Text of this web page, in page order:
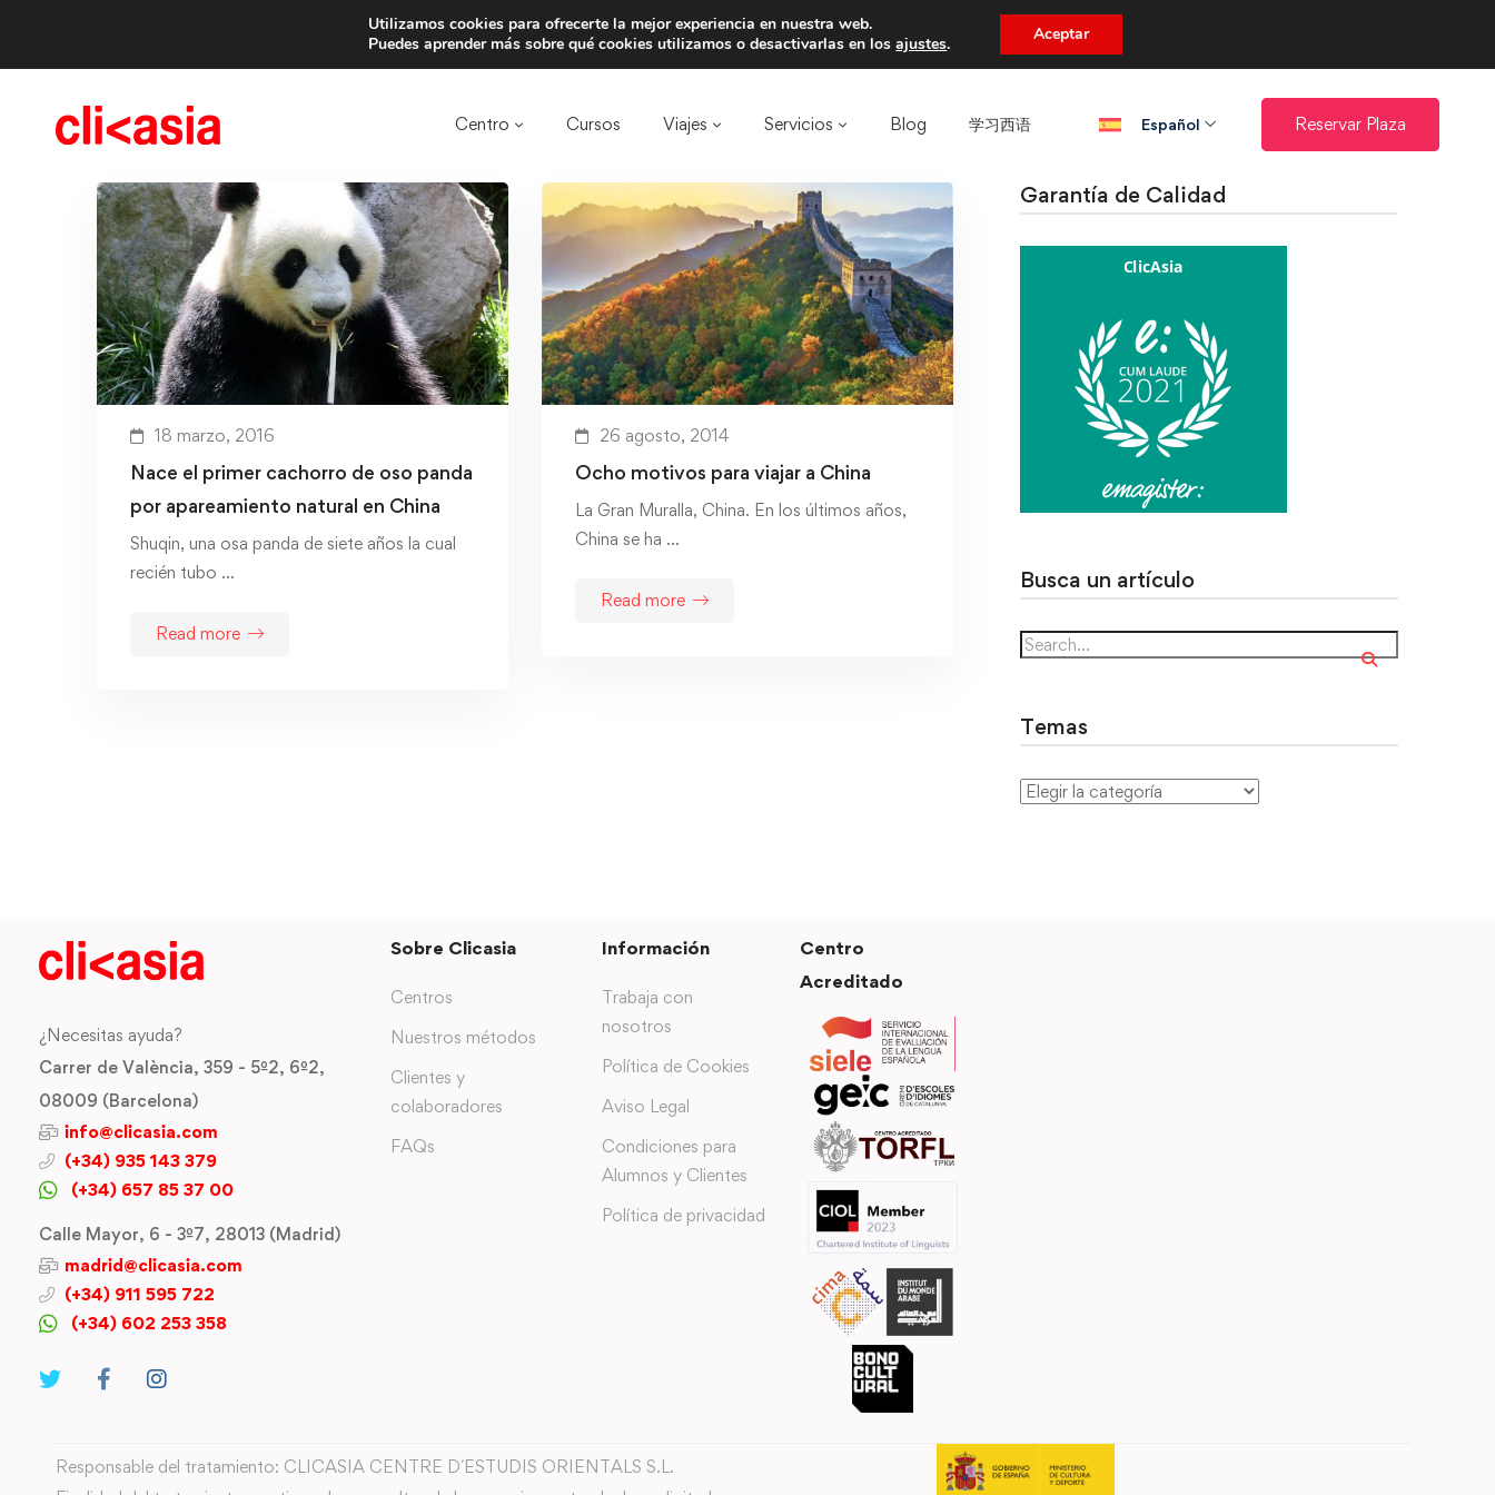
Trae a un amigo y llevaos un total de 75€ de descuento.
Centro Cursos Viajes Servicios Blog 学习西语​ Español Reservar Plaza
18 marzo, 2016
Nace el primer cachorro de oso panda
por apareamiento natural en China
Shuqin, una osa panda de siete años la cual
recién tubo …
Read more
26 agosto, 2014
Ocho motivos para viajar a China
La Gran Muralla, China. En los últimos años,
China se ha …
Read more
Garantía de Calidad
Busca un artículo
Temas
¿Necesitas ayuda?
Carrer de València, 359 - 5º2, 6º2,
08009 (Barcelona)
info@clicasia.com
(+34) 935 143 379
(+34) 657 85 37 00
Calle Mayor, 6 - 3º7, 28013 (Madrid)
madrid@clicasia.com
(+34) 911 595 722
(+34) 602 253 358
Sobre Clicasia
Centros
Nuestros métodos
Clientes y
colaboradores
FAQs
Información
Trabaja con
nosotros
Política de Cookies
Aviso Legal
Condiciones para
Alumnos y Clientes
Política de privacidad
Centro
Acreditado
Responsable del tratamiento: CLICASIA CENTRE D´ESTUDIS ORIENTALS S.L.
Utilizamos cookies para ofrecerte la mejor experiencia en nuestra web.
Puedes aprender más sobre qué cookies utilizamos o desactivarlas en losajustes. Aceptar